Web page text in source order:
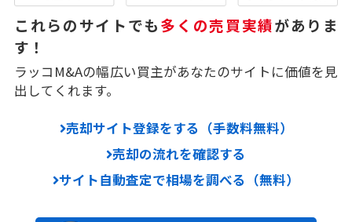
これらのサイトでも多くの売買実績がありま
す！
ラッコM&Aの幅広い買主があなたのサイトに価値を見
出してくれます。
売却サイト登録をする（手数料無料）
売却の流れを確認する
サイト自動査定で相場を調べる（無料）